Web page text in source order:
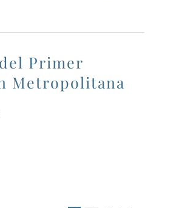
Primer
Metropolitana